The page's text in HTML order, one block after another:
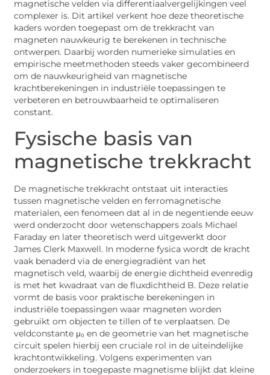
magnetische velden via differentiaalvergelijkingen veel
complexer is. Dit artikel verkent hoe deze theoretische
kaders worden toegepast om de trekkracht van
magneten nauwkeurig te berekenen in technische
ontwerpen. Daarbij worden numerieke simulaties en
empirische meetmethoden steeds vaker gecombineerd
om de nauwkeurigheid van magnetische
krachtberekeningen in industriële toepassingen te
verbeteren en betrouwbaarheid te optimaliseren
constant.
Fysische basis van
magnetische trekkracht
De magnetische trekkracht ontstaat uit interacties
tussen magnetische velden en ferromagnetische
materialen, een fenomeen dat al in de negentiende eeuw
werd onderzocht door wetenschappers zoals Michael
Faraday en later theoretisch werd uitgewerkt door
James Clerk Maxwell. In moderne fysica wordt de kracht
vaak benaderd via de energiegradiënt van het
magnetisch veld, waarbij de energie dichtheid evenredig
is met het kwadraat van de fluxdichtheid B. Deze relatie
vormt de basis voor praktische berekeningen in
industriële toepassingen waar magneten worden
gebruikt om objecten te tillen of te verplaatsen. De
veldconstante μ₀ en de geometrie van het magnetische
circuit spelen hierbij een cruciale rol in de uiteindelijke
krachtontwikkeling. Volgens experimenten van
onderzoekers in toegepaste magnetisme blijkt dat kleine